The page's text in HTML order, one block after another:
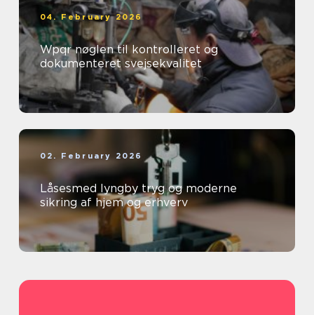
04. February 2026
Wpqr nøglen til kontrolleret og
dokumenteret svejsekvalitet
02. February 2026
Låsesmed lyngby tryg og moderne
sikring af hjem og erhverv